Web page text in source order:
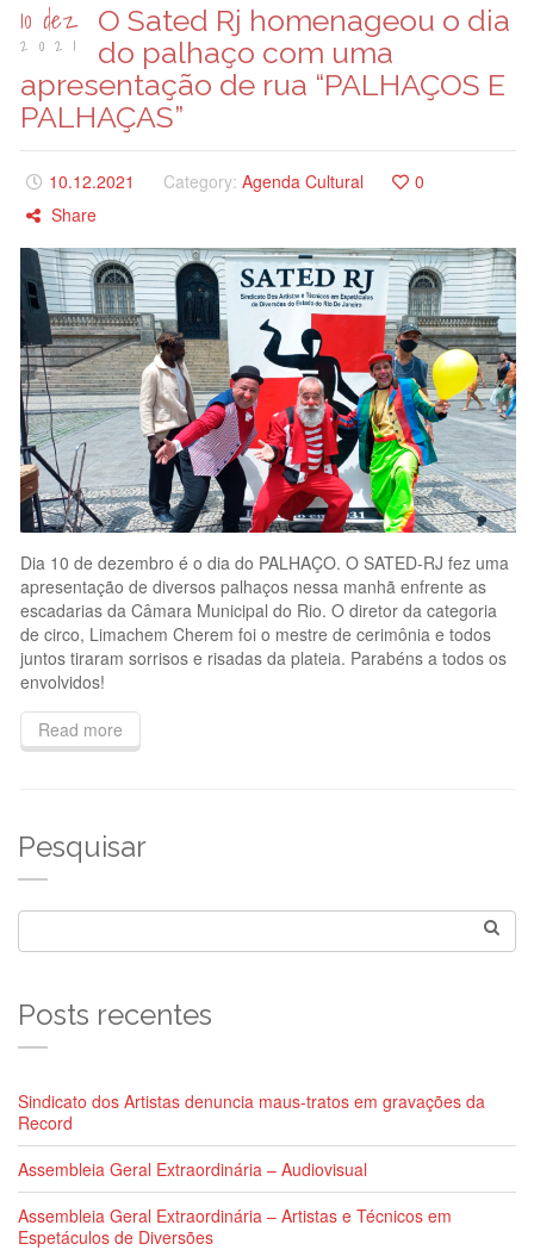
10 dez
2021
O Sated Rj homenageou o dia
do palhaço com uma
apresentação de rua “PALHAÇOS E
PALHAÇAS”
10.12.2021 Category: Agenda Cultural
0
Share
Dia 10 de dezembro é o dia do PALHAÇO. O SATED-RJ fez uma
apresentação de diversos palhaços nessa manhã enfrente as
escadarias da Câmara Municipal do Rio. O diretor da categoria
de circo, Limachem Cherem foi o mestre de cerimônia e todos
juntos tiraram sorrisos e risadas da plateia. Parabéns a todos os
envolvidos!
Read more
Pesquisar
Posts recentes
Sindicato dos Artistas denuncia maus-tratos em gravações da
Record
Assembleia Geral Extraordinária – Audiovisual
Assembleia Geral Extraordinária – Artistas e Técnicos em
Espetáculos de Diversões